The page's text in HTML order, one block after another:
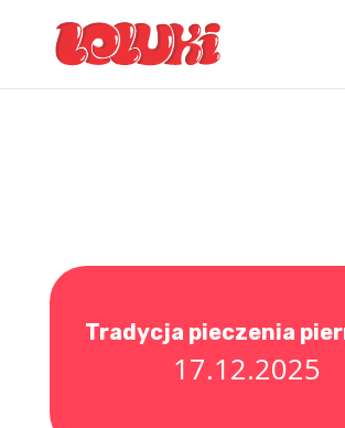
Tradycja pieczenia
17.12.2025